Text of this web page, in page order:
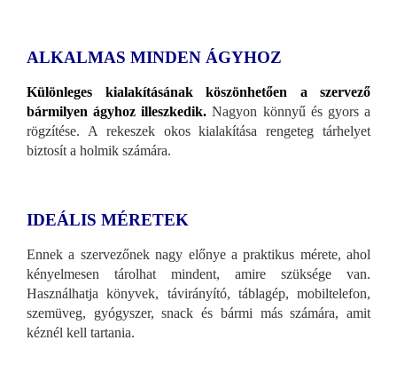
ALKALMAS MINDEN ÁGYHOZ
Különleges kialakításának köszönhetően a szervező
bármilyen ágyhoz illeszkedik. Nagyon könnyű és gyors a
rögzítése. A rekeszek okos kialakítása rengeteg tárhelyet
biztosít a holmik számára.
IDEÁLIS MÉRETEK
Ennek a szervezőnek nagy előnye a praktikus mérete, ahol
kényelmesen tárolhat mindent, amire szüksége van.
Használhatja könyvek, távirányító, táblagép, mobiltelefon,
szemüveg, gyógyszer, snack és bármi más számára, amit
kéznél kell tartania.